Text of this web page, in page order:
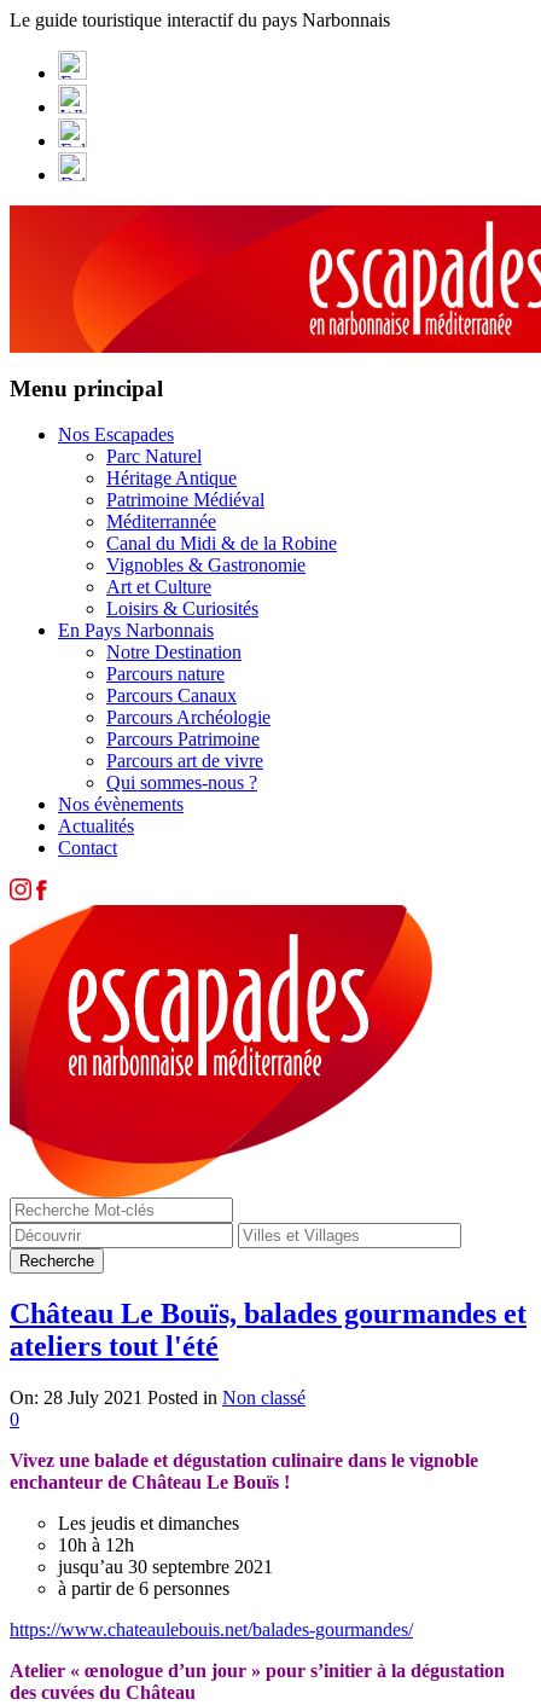
Panneau de gestion des cookies
Le guide touristique interactif du pays Narbonnais
Menu principal
Nos Escapades
Parc Naturel
Héritage Antique
Patrimoine Médiéval
Méditerrannée
Canal du Midi & de la Robine
Vignobles & Gastronomie
Art et Culture
Loisirs & Curiosités
En Pays Narbonnais
Notre Destination
Parcours nature
Parcours Canaux
Parcours Archéologie
Parcours Patrimoine
Parcours art de vivre
Qui sommes-nous ?
Nos évènements
Actualités
Contact
Château Le Bouïs, balades gourmandes et
ateliers tout l'été
On: 28 July 2021 Posted in Non classé
0
Vivez une balade et dégustation culinaire dans le vignoble
enchanteur de Château Le Bouïs !
Les jeudis et dimanches
10h à 12h
jusqu’au 30 septembre 2021
à partir de 6 personnes
https://www.chateaulebouis.net/balades-gourmandes/
Atelier « œnologue d’un jour » pour s’initier à la dégustation
des cuvées du Château